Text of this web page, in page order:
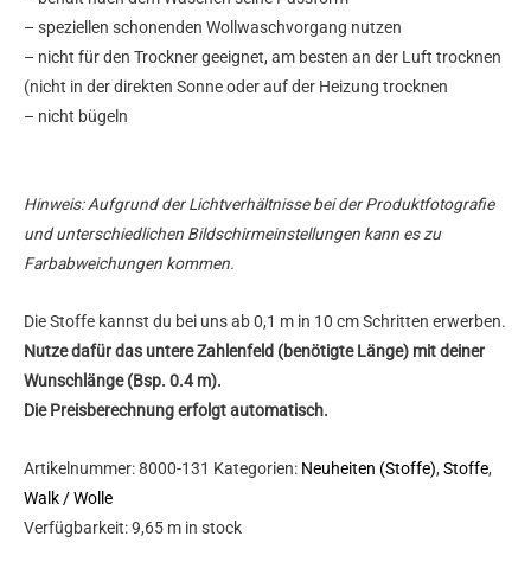
– speziellen schonenden Wollwaschvorgang nutzen
– nicht für den Trockner geeignet, am besten an der Luft trocknen
(nicht in der direkten Sonne oder auf der Heizung trocknen
– nicht bügeln
Hinweis: Aufgrund der Lichtverhältnisse bei der Produktfotografie
und unterschiedlichen Bildschirmeinstellungen kann es zu
Farbabweichungen kommen.
Die Stoffe kannst du bei uns ab 0,1 m in 10 cm Schritten erwerben.
Nutze dafür das untere Zahlenfeld (benötigte Länge) mit deiner
Wunschlänge (Bsp. 0.4 m).
Die Preisberechnung erfolgt automatisch.
Artikelnummer:8000-131 Kategorien: Neuheiten (Stoffe), Stoffe,
Walk / Wolle
Verfügbarkeit:9,65 m in stock